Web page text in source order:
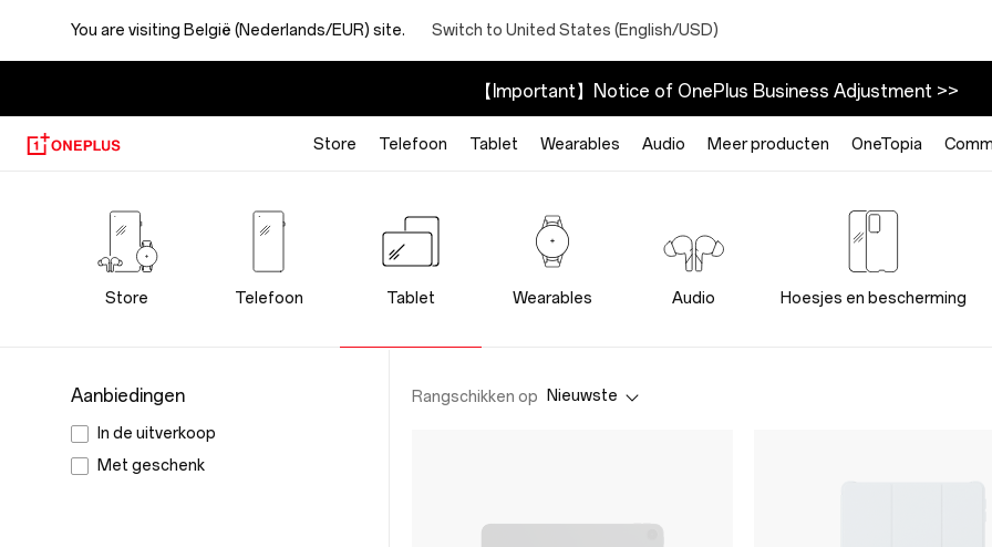
You are visiting België (Nederlands/EUR) site. Switch to United States (English/USD)
【Important】Notice of OnePlus Business Adjustment >>
Store Telefoon Tablet Wearables Audio Meer producten OneTopia
OnePlus
Tablet
StoreStore Telefoon Tablet Wearables Audio Hoesjes en bescherming
Aanbiedingen
In de uitverkoop
Met geschenk
Rangschikken op Nieuwste